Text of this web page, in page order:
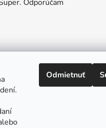
Odmietnuť
Odporúčam